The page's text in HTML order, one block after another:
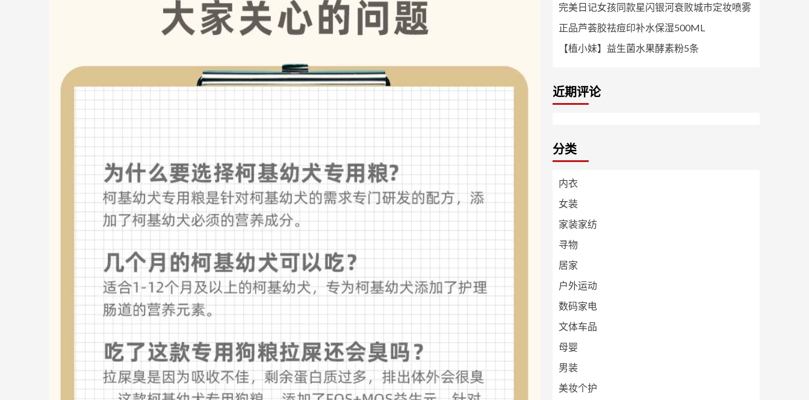
完美日记女孩同款星闪银河衰败城市定妆喷雾
正品芦荟胶祛痘印补水保湿500ML
【植小妹】益生菌水果酵素粉5条
近期评论
分类
内衣
女装
家装家纺
寻物
居家
户外运动
数码家电
文体车品
母婴
男装
美妆个护